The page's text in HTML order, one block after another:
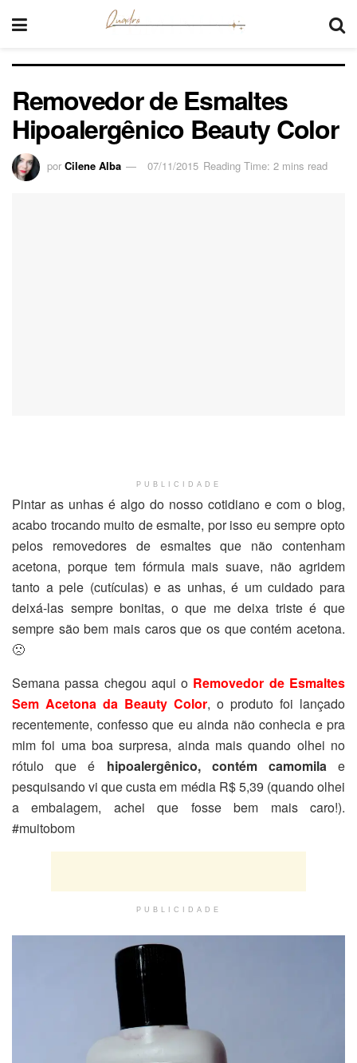
Removedor de Esmaltes
Hipoalergênico Beauty Color
por Cilene Alba 07/11/2015 Reading Time: 2 mins read
PUBLICIDADE
Pintar as unhas é algo do nosso cotidiano e com o blog,
acabo trocando muito de esmalte, por isso eu sempre opto
pelos removedores de esmaltes que não contenham
acetona, porque tem fórmula mais suave, não agridem
tanto a pele (cutículas) e as unhas, é um cuidado para
deixá-las sempre bonitas, o que me deixa triste é que
sempre são bem mais caros que os que contém acetona.
🙁
Semana passa chegou aqui o Removedor de Esmaltes
Sem Acetona da Beauty Color, o produto foi lançado
recentemente, confesso que eu ainda não conhecia e pra
mim foi uma boa surpresa, ainda mais quando olhei no
rótulo que é hipoalergênico, contém camomilae
pesquisando vi que custa em média R$ 5,39 (quando olhei
a embalagem, achei que fosse bem mais caro!).
#muitobom
PUBLICIDADE